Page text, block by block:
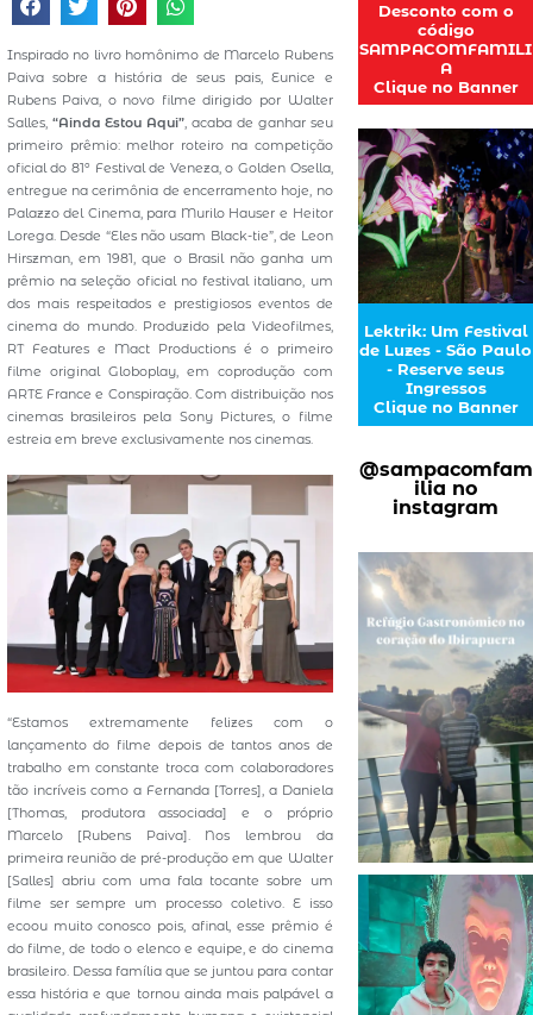
Inspirado no livro homônimo de Marcelo Rubens
Paiva sobre a história de seus pais, Eunice e
Rubens Paiva, o novo filme dirigido por Walter
Salles, “Ainda Estou Aqui”, acaba de ganhar seu
primeiro prêmio: melhor roteiro na competição
oficial do 81º Festival de Veneza, o Golden Osella,
entregue na cerimônia de encerramento hoje, no
Palazzo del Cinema, para Murilo Hauser e Heitor
Lorega. Desde “Eles não usam Black-tie”, de Leon
Hirszman, em 1981, que o Brasil não ganha um
prêmio na seleção oficial no festival italiano, um
dos mais respeitados e prestigiosos eventos de
cinema do mundo. Produzido pela Videofilmes,
RT Features e Mact Productions é o primeiro
filme original Globoplay, em coprodução com
ARTE France e Conspiração. Com distribuição nos
cinemas brasileiros pela Sony Pictures, o filme
estreia em breve exclusivamente nos cinemas.
“Estamos extremamente felizes com o
lançamento do filme depois de tantos anos de
trabalho em constante troca com colaboradores
tão incríveis como a Fernanda [Torres], a Daniela
[Thomas, produtora associada] e o próprio
Marcelo [Rubens Paiva]. Nos lembrou da
primeira reunião de pré-produção em que Walter
[Salles] abriu com uma fala tocante sobre um
filme ser sempre um processo coletivo. E isso
ecoou muito conosco pois, afinal, esse prêmio é
do filme, de todo o elenco e equipe, e do cinema
brasileiro. Dessa família que se juntou para contar
essa história e que tornou ainda mais palpável a
Desconto com o
código
SAMPACOMFAMILI
A
Clique no Banner
Lektrik: Um Festival
de Luzes - São Paulo
- Reserve seus
Ingressos
Clique no Banner
@sampacomfam
ilia no
instagram